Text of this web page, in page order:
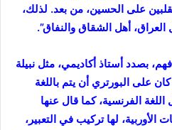
على الحسين، من بعد. لذلك،
أهل الشقاق والنفاق”.
بصدد أستاذ أكاديمي، مثل نبيلة
على البورتري أن يتم باللغة
اللغة الفرنسية، كما قال عنها
الأوربية، لها تركيب في التعبير،